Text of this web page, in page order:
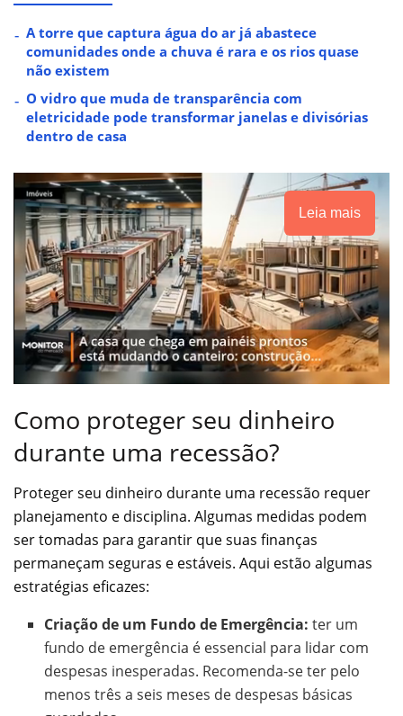
A torre que captura água do ar já abastece
comunidades onde a chuva é rara e os rios quase
não existem
O vidro que muda de transparência com
eletricidade pode transformar janelas e divisórias
dentro de casa
Leia mais
Como proteger seu dinheiro
durante uma recessão?
Proteger seu dinheiro durante uma recessão requer
planejamento e disciplina. Algumas medidas podem
ser tomadas para garantir que suas finanças
permaneçam seguras e estáveis. Aqui estão algumas
estratégias eficazes:
Criação de um Fundo de Emergência: ter um
fundo de emergência é essencial para lidar com
despesas inesperadas. Recomenda-se ter pelo
menos três a seis meses de despesas básicas